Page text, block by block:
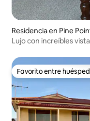
Residencia en Pine
Lujo con increíbles
Favorito entre
Favorito entre